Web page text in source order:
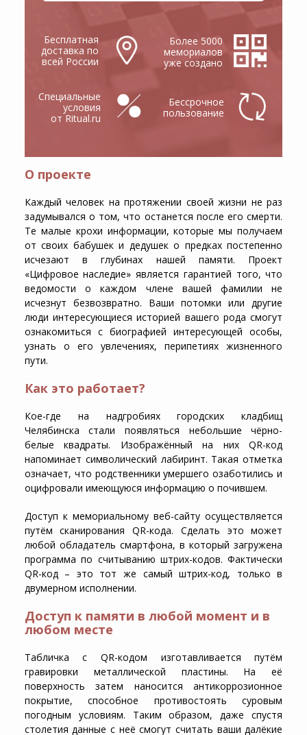
Бесплатная
доставка по
всей России
Более 5000
мемориалов
уже создано
Специальные
условия
от Ritual.ru
Бессрочное
пользование
О проекте
Каждый человек на протяжении своей жизни не раз
задумывался о том, что останется после его смерти.
Те малые крохи информации, которые мы получаем
от своих бабушек и дедушек о предках постепенно
исчезают в глубинах нашей памяти. Проект
«Цифровое наследие» является гарантией того, что
ведомости о каждом члене вашей фамилии не
исчезнут безвозвратно. Ваши потомки или другие
люди интересующиеся историей вашего рода смогут
ознакомиться с биографией интересующей особы,
узнать о его увлечениях, перипетиях жизненного
пути.
Как это работает?
Кое-где на надгробиях городских кладбищ
Челябинска стали появляться небольшие чёрно-
белые квадраты. Изображённый на них QR-код
напоминает символический лабиринт. Такая отметка
означает, что родственники умершего озаботились и
оцифровали имеющуюся информацию о почившем.
Доступ к мемориальному веб-сайту осуществляется
путём сканирования QR-кода. Сделать это может
любой обладатель смартфона, в который загружена
программа по считыванию штрих-кодов. Фактически
QR-код – это тот же самый штрих-код, только в
двумерном исполнении.
Доступ к памяти в любой момент и в
любом месте
Табличка с QR-кодом изготавливается путём
гравировки металлической пластины. На её
поверхность затем наносится антикоррозионное
покрытие, способное противостоять суровым
погодным условиям. Таким образом, даже спустя
столетия данные с неё смогут считать ваши далёкие